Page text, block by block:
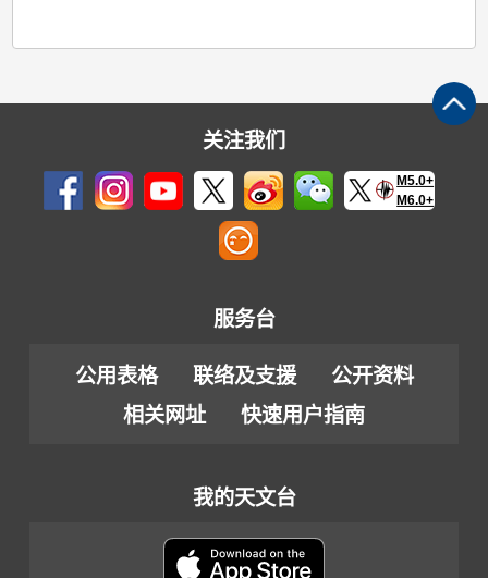
关注我们
M5.0+
M6.0+
服务台
公用表格 联络及支援
公开资料
相关网址
快速用户指南
我的天文台